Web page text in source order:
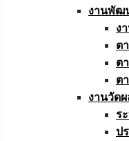
งานพัฒ
ง
ต
ต
ต
งานวัดผ
ร
ป